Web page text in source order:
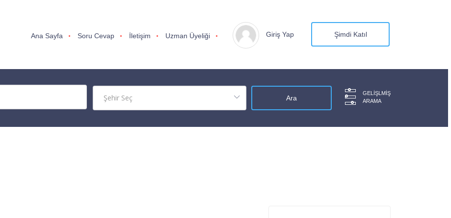
Ana Sayfa Soru Cevap İletişim Uzman Üyeliği Giriş Yap Şimdi Katıl
GELIŞLMIŞ
ARAMA